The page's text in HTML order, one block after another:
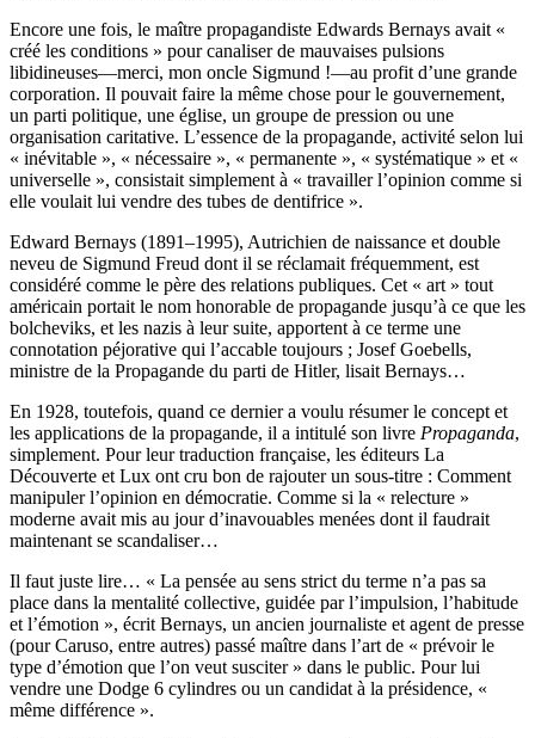
Encore une fois, le maître propagandiste Edwards Bernays avait «
créé les conditions » pour canaliser de mauvaises pulsions
libidineuses—merci, mon oncle Sigmund !—au profit d’une grande
corporation. Il pouvait faire la même chose pour le gouvernement,
un parti politique, une église, un groupe de pression ou une
organisation caritative. L’essence de la propagande, activité selon lui
« inévitable », « nécessaire », « permanente », « systématique » et «
universelle », consistait simplement à « travailler l’opinion comme si
elle voulait lui vendre des tubes de dentifrice ».
Edward Bernays (1891–1995), Autrichien de naissance et double
neveu de Sigmund Freud dont il se réclamait fréquemment, est
considéré comme le père des relations publiques. Cet « art » tout
américain portait le nom honorable de propagande jusqu’à ce que les
bolcheviks, et les nazis à leur suite, apportent à ce terme une
connotation péjorative qui l’accable toujours ; Josef Goebells,
ministre de la Propagande du parti de Hitler, lisait Bernays…
En 1928, toutefois, quand ce dernier a voulu résumer le concept et
les applications de la propagande, il a intitulé son livre Propaganda,
simplement. Pour leur traduction française, les éditeurs La
Découverte et Lux ont cru bon de rajouter un sous-titre : Comment
manipuler l’opinion en démocratie. Comme si la « relecture »
moderne avait mis au jour d’inavouables menées dont il faudrait
maintenant se scandaliser…
Il faut juste lire… « La pensée au sens strict du terme n’a pas sa
place dans la mentalité collective, guidée par l’impulsion, l’habitude
et l’émotion », écrit Bernays, un ancien journaliste et agent de presse
(pour Caruso, entre autres) passé maître dans l’art de « prévoir le
type d’émotion que l’on veut susciter » dans le public. Pour lui
vendre une Dodge 6 cylindres ou un candidat à la présidence, «
même différence ».